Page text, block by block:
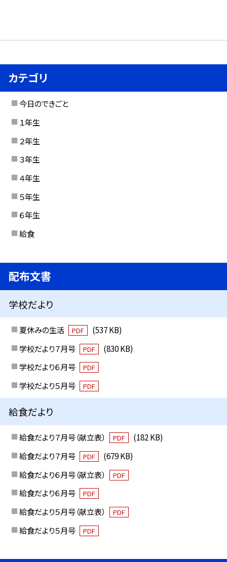
カテゴリ
今日のできごと
１年生
２年生
３年生
４年生
５年生
６年生
給食
配布文書
学校だより
夏休みの生活 PDF
(537 KB)
学校だより７月号
PDF
(830 KB)
学校だより６月号
PDF
学校だより５月号 PDF
給食だより
給食だより７月号（献立表） PDF
(182 KB)
給食だより７月号
PDF
(679 KB)
給食だより６月号（献立表）
PDF
給食だより６月号 PDF
給食だより５月号（献立表） PDF
給食だより５月号 PDF